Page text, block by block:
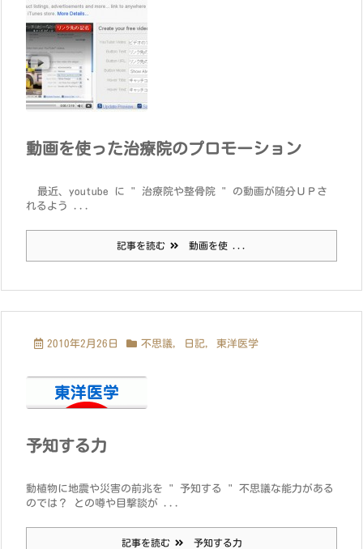
動画を使った治療院のプロモーション
最近、youtube に " 治療院や整骨院 " の動画が随分ＵＰさ
れるよう ...
記事を読む 動画を使 ...
2010年2月26日 不思議, 日記, 東洋医学
予知する力
動植物に地震や災害の前兆を " 予知する " 不思議な能力がある
のでは？ との噂や目撃談が ...
記事を読む 予知する力